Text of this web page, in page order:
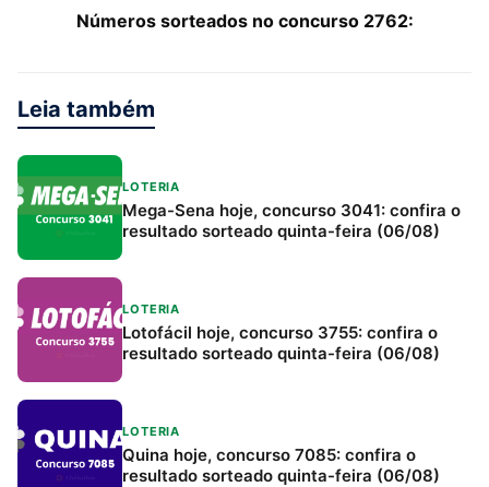
Números sorteados no concurso 2762:
Leia também
LOTERIA
Mega-Sena hoje, concurso 3041: confira o
resultado sorteado quinta-feira (06/08)
LOTERIA
Lotofácil hoje, concurso 3755: confira o
resultado sorteado quinta-feira (06/08)
LOTERIA
Quina hoje, concurso 7085: confira o
resultado sorteado quinta-feira (06/08)